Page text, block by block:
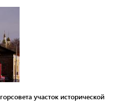
участок исторической